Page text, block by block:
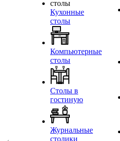
Кухонные
столы
Компьютерные
столы
Столы в
гостиную
Журнальные
столики